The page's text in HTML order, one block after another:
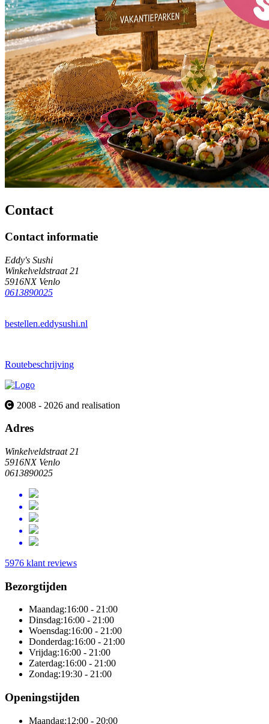
Contact
Contact informatie
Eddy's Sushi
Winkelveldstraat 21
5916NX Venlo
0613890025
bestellen.eddysushi.nl
Routebeschrijving
2008 - 2026 and realisation
Adres
Winkelveldstraat 21
5916NX Venlo
0613890025
5976 klant reviews
Bezorgtijden
Maandag:16:00 - 21:00
Dinsdag:16:00 - 21:00
Woensdag:16:00 - 21:00
Donderdag:16:00 - 21:00
Vrijdag:16:00 - 21:00
Zaterdag:16:00 - 21:00
Zondag:19:30 - 21:00
Openingstijden
Maandag:12:00 - 20:00